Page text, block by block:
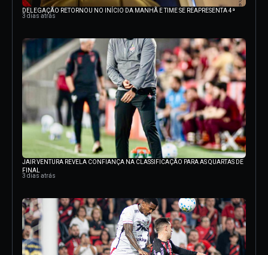
DELEGAÇÃO RETORNOU NO INÍCIO DA MANHÃ E TIME SE REAPRESENTA 4ª
3 dias atrás
JAIR VENTURA REVELA CONFIANÇA NA CLASSIFICAÇÃO PARA AS QUARTAS DE
FINAL
3 dias atrás